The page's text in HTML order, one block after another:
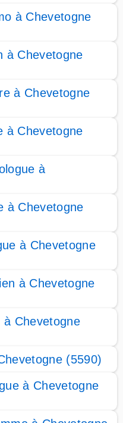
à Chevetogne
à Chevetogne
à Chevetogne
à Chevetogne
à
à Chevetogne
à Chevetogne
à Chevetogne
à Chevetogne
(5590)
à Chevetogne